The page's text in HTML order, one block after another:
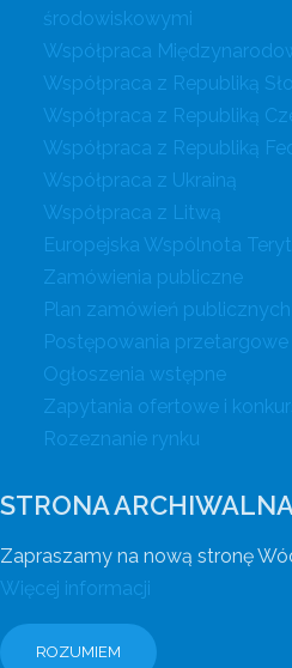
środowiskowymi
Współpraca
Współpraca z Republiką
Współpraca z Republiką
Współpraca z Republiką
Współpraca z Ukrainą
Współpraca z Litwą
Europejska Wspólnota
Zamówienia publiczne
Plan zamówień publicznych
Postępowania przetargowe
Ogłoszenia wstępne
Zapytania ofertowe i
Rozeznanie rynku
STRONA
Zapraszamy na nową stronę
Więcej informacji
ROZUMIEM